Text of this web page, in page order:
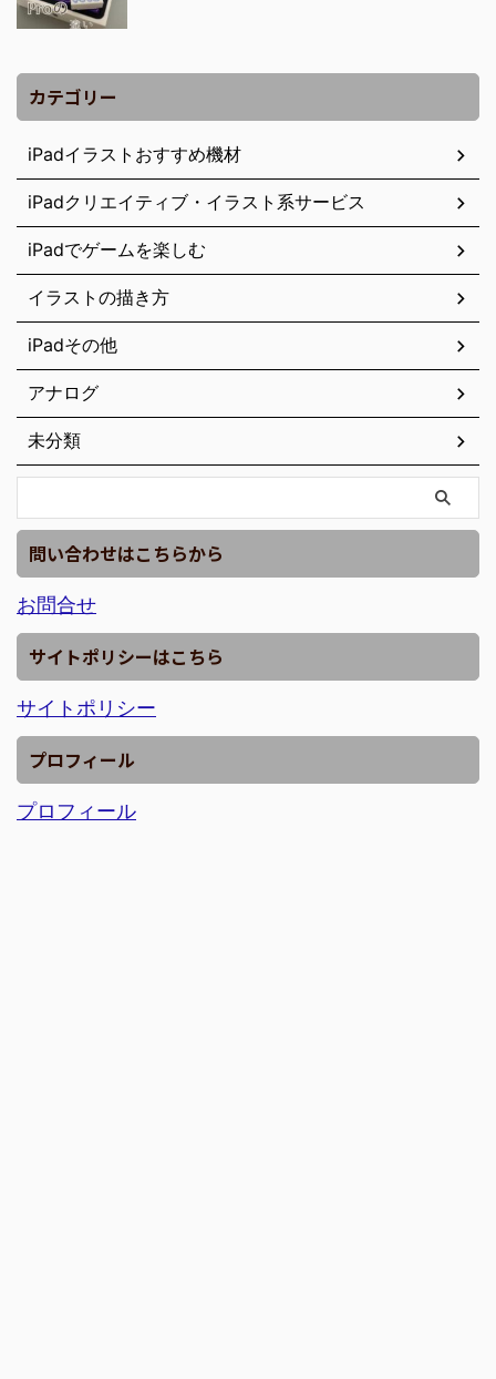
カテゴリー
iPadイラストおすすめ機材
iPadクリエイティブ・イラスト系サービス
iPadでゲームを楽しむ
イラストの描き方
iPadその他
アナログ
未分類
問い合わせはこちらから
お問合せ
サイトポリシーはこちら
サイトポリシー
プロフィール
プロフィール